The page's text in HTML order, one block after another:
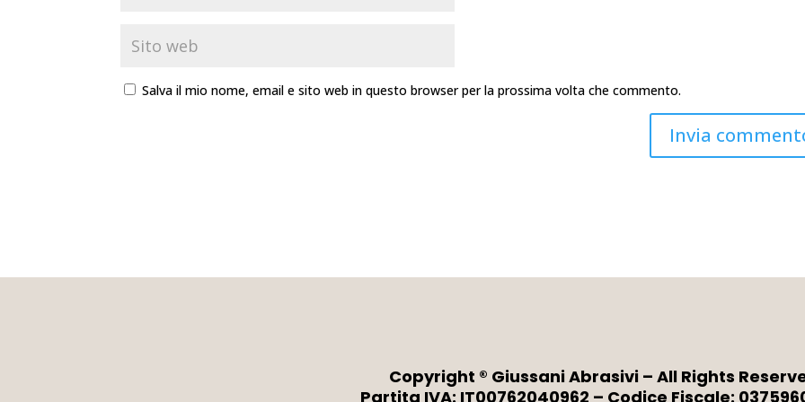
Salva il mio nome, email e sito web in questo browser per la prossima volta che commento.
Copyright ® Giussani Abrasivi – All Rights
Partita IVA: IT00762040962 – Codice Fiscale: